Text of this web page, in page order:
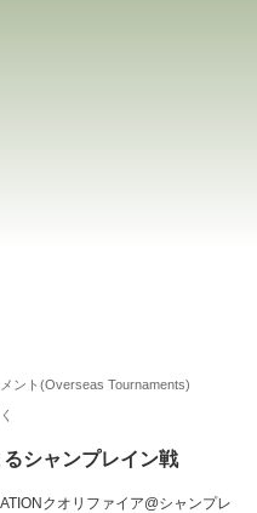
ント(Overseas Tournaments)
シャンプレイン戦
クオリファイア@シャンプレ